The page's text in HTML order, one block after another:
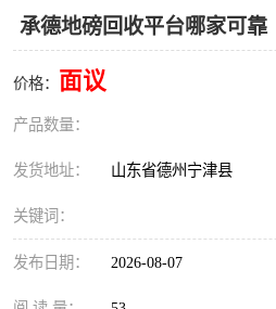
承德地磅回收平台哪家可靠
价格： 面议
产品数量：
发货地址： 山东省德州宁津县
关键词：
发布日期： 2026-08-07